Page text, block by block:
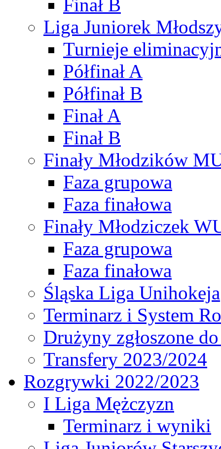
Finał B
Liga Juniorek
Turnieje
Półfinał A
Półfinał B
Finał A
Finał B
Finały Młodzików
Faza grupowa
Faza finałowa
Finały Młodziczek
Faza grupowa
Faza finałowa
Śląska Liga Unihokeja
Terminarz i System
Drużyny zgłoszone
Transfery 2023/2024
Rozgrywki 2022/2023
I Liga Mężczyzn
Terminarz i wyniki